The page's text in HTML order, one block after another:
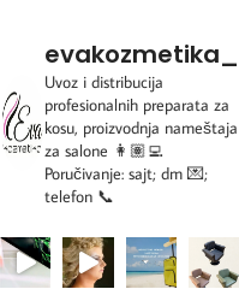
evakozmetika_
Uvoz i distribucija
profesionalnih preparata za
kosu, proizvodnja nameštaja
za salone 👩🏽‍💻
Poručivanje: sajt; dm 💌;
telefon 📞